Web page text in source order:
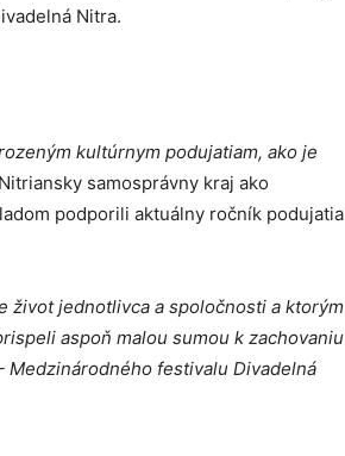
Nitra.
kultúrnym podujatiam, ako je
samosprávny kraj ako
podporili aktuálny ročník podujatia
život jednotlivca a spoločnosti a ktorým
aspoň malou sumou k zachovaniu
festivalu Divadelná